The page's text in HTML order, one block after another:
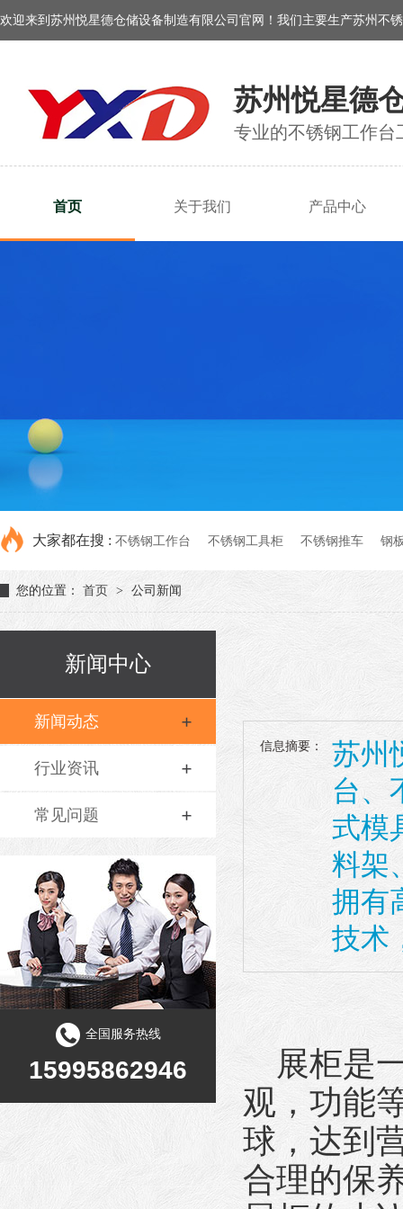
欢迎来到苏州悦星德仓储设备制造有限公司官网！我们主要生产苏州不
苏州悦星德
专业的不锈钢工作台
首页 关于我们 产品中心
大家都在搜 : 不锈钢工作台 不锈钢工具柜 不锈钢推车 钢
您的位置： 首页 > 公司新闻
新闻中心
新闻动态
行业资讯
常见问题
全国服务热线
15995862946
信息摘要：
苏州
台、
式模
料架
拥有
技术
展柜是
观，功能
球，达到
合理的保